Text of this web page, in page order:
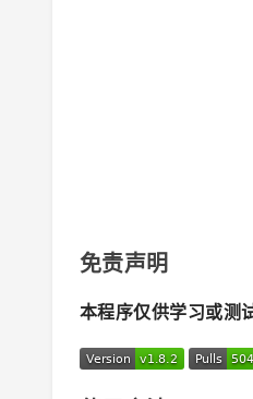
免责声明
本程序仅供学习或测